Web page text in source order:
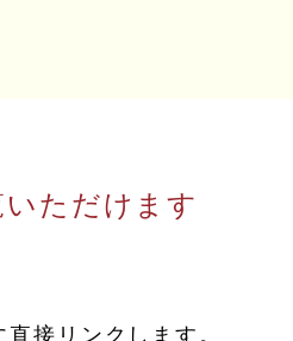
いただけます
接リンクします。